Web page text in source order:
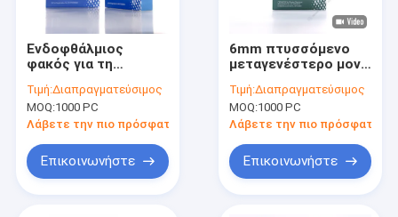
Ενδοφθάλμιος
φακός για τη
επέμβαση
καταρρακτών
Τιμή:Διαπραγματεύσιμος
MOQ:1000 PC
Λάβετε την πιο πρόσφατη τιμή
Επικοινωνήστε
6mm πτυσσόμενο
μεταγενέστερο μονό
IOL φακών αιθουσών
ενδοφθάλμιο
Τιμή:Διαπραγματεύσιμος
MOQ:1000 PC
Λάβετε την πιο πρόσφατη
Επικοινωνήστε